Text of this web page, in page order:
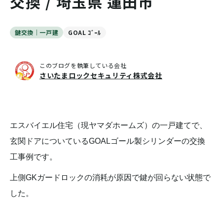
鍵交換｜一戸建 GOAL ｺﾞｰﾙ
このブログを執筆している会社
さいたまロックセキュリティ株式会社
エスバイエル住宅（現ヤマダホームズ）の一戸建てで、
玄関ドアについているGOALゴール製シリンダーの交換
工事例です。
上側GKガードロックの消耗が原因で鍵が回らない状態で
した。